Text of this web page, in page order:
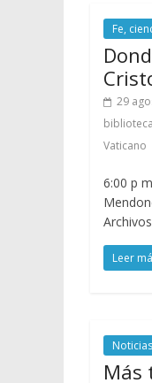
Fe,
29
biblioteca
Vaticano
6:00 p
Archivos
Leer
Noticias
Más